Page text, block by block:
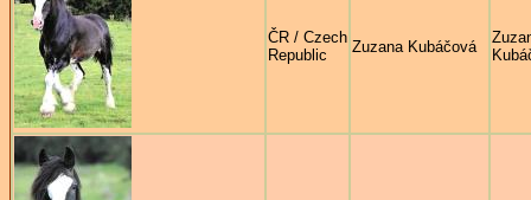
ČR / Czech
Republic
Zuzana Kubáčová